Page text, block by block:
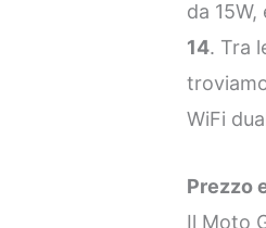
da
14. Tra
WiFi
Prezzo
Il Moto